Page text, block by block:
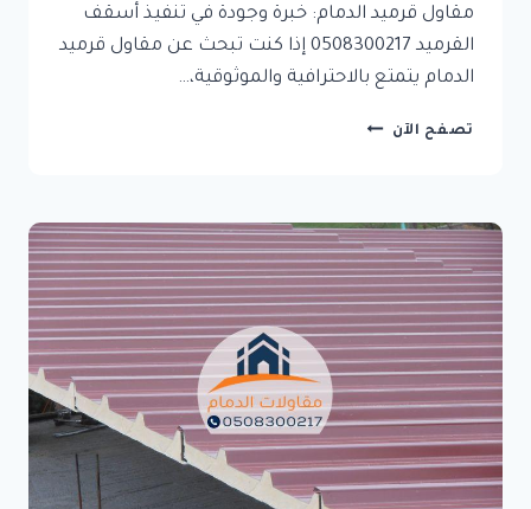
مقاول قرميد الدمام: خبرة وجودة في تنفيذ أسقف
القرميد 0508300217 إذا كنت تبحث عن مقاول قرميد
الدمام يتمتع بالاحترافية والموثوقية،…
تصفح الآن مقاول
وجودة
في
تنفيذ
أسقف
القرميد
0508300217